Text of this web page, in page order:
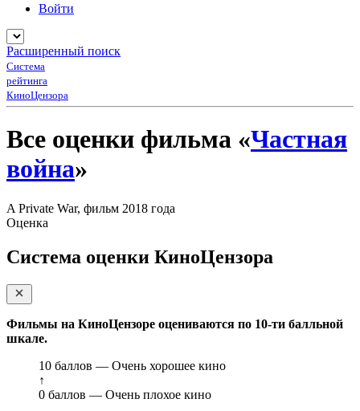
Войти
Расширенный поиск
Система
рейтинга
КиноЦензора
Все оценки фильма «Частная
война»
A Private War, фильм 2018 года
Оценка
Система оценки КиноЦензора
Фильмы на КиноЦензоре оцениваются по 10-ти балльной
шкале.
10 баллов — Очень хорошее кино
↑
0 баллов — Очень плохое кино